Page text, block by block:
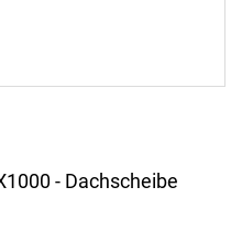
- Dachscheibe